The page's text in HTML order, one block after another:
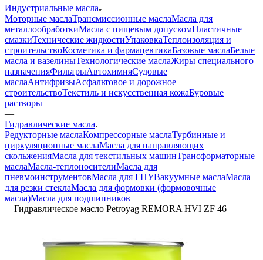
Индустриальные масла
Моторные маслаТрансмиссионные маслаМасла для
металлообработкиМасла с пищевым допускомПластичные
смазкиТехнические жидкостиУпаковкаТеплоизоляция и
строительствоКосметика и фармацевтикаБазовые маслаБелые
масла и вазелиныТехнологические маслаЖиры специального
назначенияФильтрыАвтохимияСудовые
маслаАнтифризыАсфальтовое и дорожное
строительствоТекстиль и искусственная кожаБуровые
растворы
—
Гидравлические масла
Редукторные маслаКомпрессорные маслаТурбинные и
циркуляционные маслаМасла для направляющих
скольженияМасла для текстильных машинТрансформаторные
маслаМасла-теплоносителиМасла для
пневмоинструментовМасла для ГПУВакуумные маслаМасла
для резки стеклаМасла для формовки (формовочные
масла)Масла для подшипников
—Гидравлическое масло Petroyag REMORA HVI ZF 46